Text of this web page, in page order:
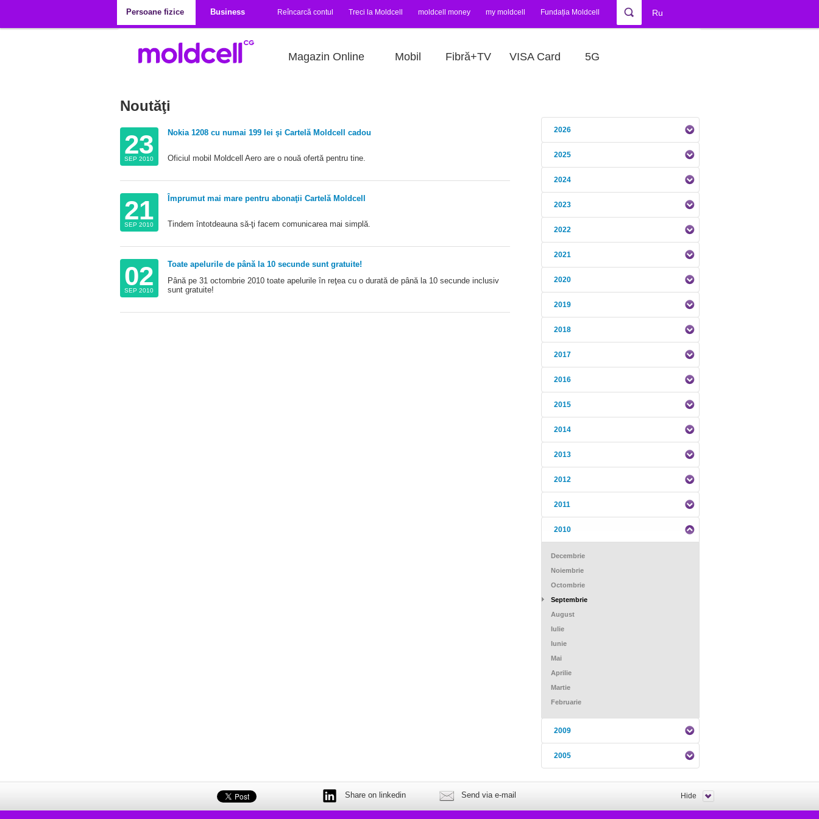
Persoane fizice
Business Reîncarcă contul Treci la Moldcell moldcell money my moldcell Fundația Moldcell Ru
Magazin Online Mobil Fibră+TV VISA Card 5G
Noutăţi
23
SEP 2010
Nokia 1208 cu numai 199 lei şi Cartelă Moldcell cadou
Oficiul mobil Moldcell Aero are o nouă ofertă pentru tine.
21
SEP 2010
Împrumut mai mare pentru abonaţii Cartelă Moldcell
Tindem întotdeauna să-ţi facem comunicarea mai simplă.
02
SEP 2010
Toate apelurile de până la 10 secunde sunt gratuite!
Până pe 31 octombrie 2010 toate apelurile în reţea cu o durată de până la 10 secunde inclusiv
sunt gratuite!
2026
2025
2024
2023
2022
2021
2020
2019
2018
2017
2016
2015
2014
2013
2012
2011
2010
Decembrie
Noiembrie
Octombrie
Septembrie
August
Iulie
Iunie
Mai
Aprilie
Martie
Februarie
2009
2005
Share on linkedin Send via e-mail Hide